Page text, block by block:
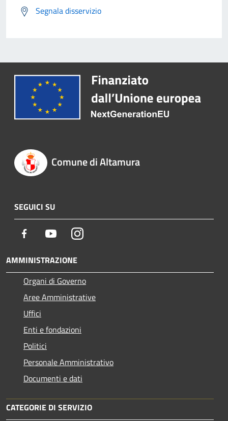
Segnala disservizio
Comune di Altamura
SEGUICI SU
Facebook YoutubeInstagram
AMMINISTRAZIONE
Organi di Governo
Aree Amministrative
Uffici
Enti e fondazioni
Politici
Personale Amministrativo
Documenti e dati
CATEGORIE DI SERVIZIO